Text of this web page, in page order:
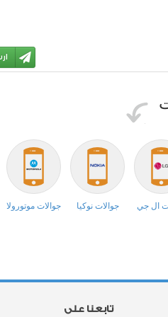
ال جي جوالات نوكيا جوالات موتورولا
تابعنا على